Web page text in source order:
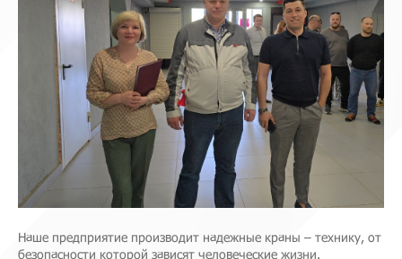
Наше предприятие производит надежные краны – технику, от
безопасности которой зависят человеческие жизни.